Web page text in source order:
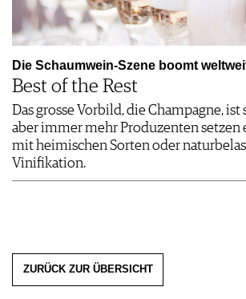
Die Schaumwein-Szene boomt
Best of the Rest
Das grosse Vorbild, die Champagne, ist
aber immer mehr Produzenten setzen
mit heimischen Sorten oder
Vinifikation.
ZURÜCK ZUR ÜBERSICHT